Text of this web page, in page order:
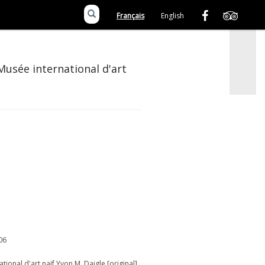
Français English
international d'art